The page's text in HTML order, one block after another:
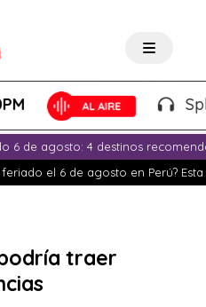
6 de agosto: 4 destinos
feriado el 6 de agosto en Perú?
traer